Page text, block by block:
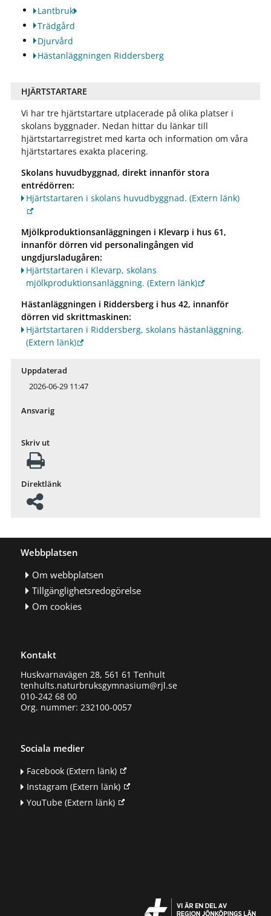
Lantbruk
Trädgård
Djurvård
Hästanläggningen Riddersberg
HJÄRTSTARTARE
Vi har tre hjärtstartare utplacerade på olika platser i
skolans byggnader. Nedan hittar du länkar till
hjärtstartarregistret med karta och information om våra
hjärtstartares exakta placering.
Skolans huvudbyggnad, direkt innanför stora
entrédörren:
Hjärtstartaren i skolans huvudbyggnad. (Extern länk)
Mjölkproduktionsanläggningen i Klevarp i hus 61,
innanför dörren vid personalingången vid
ungdjursladugåren:
Hjärtstartaren i Klevarp, skolans
mjölkproduktionsanläggning. (Extern länk)
Hästanläggningen i Riddersberg i hus 42, innanför
dörren vid skrittmaskinen:
Hjärtstartaren i Riddersberg, skolans hästanläggning.
(Extern länk)
Uppdaterad
2026-06-29 11:47
Ansvarig
Skriv ut
Direktlänk
Webbplatsen
Om webbplatsen
Tillgänglighetsredogörelse
Om cookies
Kontakt
Huskvarnavägen 28, 561 61 Tenhult
tenhults.naturbruksgymnasium@rjl.se
010-242 68 00
Org. nummer: 232100-0057
Sociala medier
Facebook(Extern länk)
Instagram (Extern länk)
YouTube(Extern länk)